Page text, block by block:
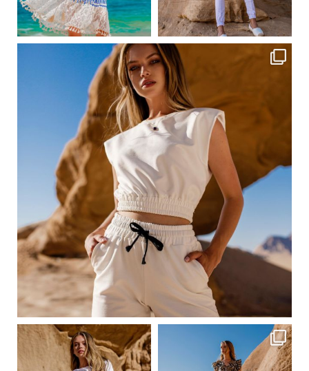
Сер 24
ebutikpl
Сер 23
Сер 23
ebutikpl